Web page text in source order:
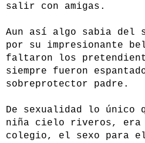
salir con amigas.
Aun así algo sabia del
por su impresionante
faltaron los
siempre fueron
sobreprotector padre.
De sexualidad lo único
niña cielo riveros, era
colegio, el sexo para